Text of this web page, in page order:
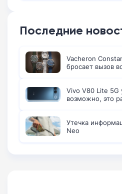
Последние
Vacheron
бросает вызов
Vivo V80 Lite 5G
возможно, это
Утечка
Neo